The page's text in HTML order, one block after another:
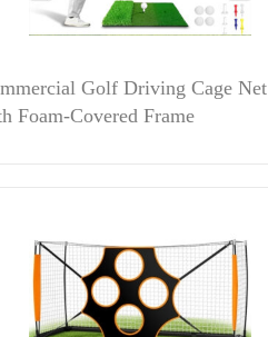
Golf Driving Cage Net
Foam-Covered Frame